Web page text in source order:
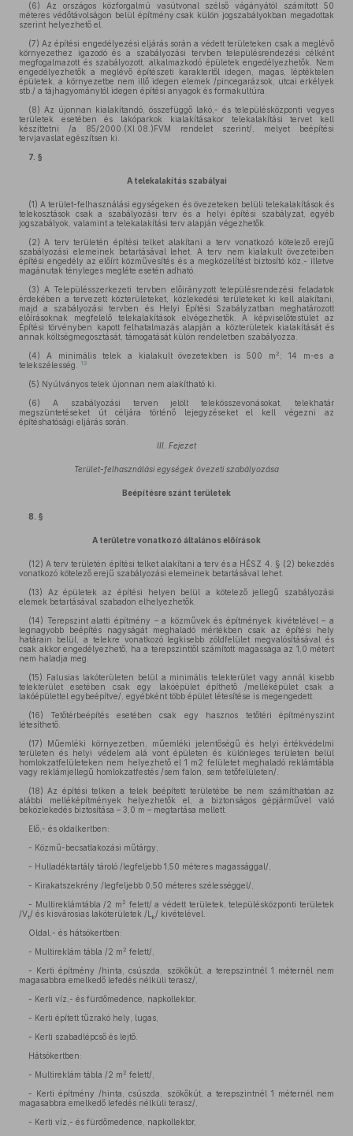
(6) Az országos közforgalmú vasútvonal szélső vágányától számított 50
méteres védőtávolságon belül építmény csak külön jogszabályokban megadottak
szerint helyezhető el.
(7) Az építési engedélyezési eljárás során a védett területeken csak a meglévő
környezethez igazodó és a szabályozási tervben településrendezési célként
megfogalmazott és szabályozott, alkalmazkodó épületek engedélyezhetők. Nem
engedélyezhetők a meglévő építészeti karaktertől idegen, magas, léptéktelen
épületek, a környezetbe nem illő idegen elemek /pincegarázsok, utcai erkélyek
stb./ a tájhagyománytól idegen építési anyagok és formakultúra.
(8) Az újonnan kialakítandó, összefüggő lakó,- és településközponti vegyes
területek esetében és lakóparkok kialakításakor telekalakítási tervet kell
készíttetni /a 85/2000.(XI.08.)FVM rendelet szerint/, melyet beépítési
tervjavaslat egészítsen ki.
7. §
A telekalakítás szabályai
(1) A terület-felhasználási egységeken és övezeteken belüli telekalakítások és
telekosztások csak a szabályozási terv és a helyi építési szabályzat, egyéb
jogszabályok, valamint a telekalakítási terv alapján végezhetők.
(2) A terv területén építési telket alakítani a terv vonatkozó kötelező erejű
szabályozási elemeinek betartásával lehet. A terv nem kialakult övezeteiben
építési engedély az előírt közművesítés és a megközelítést biztosító köz,- illetve
magánutak tényleges megléte esetén adható.
(3) A Településszerkezeti tervben előirányzott településrendezési feladatok
érdekében a tervezett közterületeket, közlekedési területeket ki kell alakítani,
majd a szabályozási tervben és Helyi Építési Szabályzatban meghatározott
előírásoknak megfelelő telekalakítások elvégezhetők. A képviselőtestület az
Építési törvényben kapott felhatalmazás alapján a közterületek kialakítását és
annak költségmegosztását, támogatását külön rendeletben szabályozza.
(4) A minimális telek a kialakult övezetekben is 500 m2 ; 14 m-es a
telekszélesség.
13
(5) Nyúlványos telek újonnan nem alakítható ki.
(6) A szabályozási terven jelölt telekösszevonásokat, telekhatár
megszüntetéseket út céljára történő lejegyzéseket el kell végezni az
építéshatósági eljárás során.
III. Fejezet
Terület-felhasználási egységek övezeti szabályozása
Beépítésre szánt területek
8. §
A területre vonatkozó általános előírások
(12) A terv területén építési telket alakítani a terv és a HÉSZ 4. § (2) bekezdés
vonatkozó kötelező erejű szabályozási elemeinek betartásával lehet.
(13) Az épületek az építési helyen belül a kötelező jellegű szabályozási
elemek betartásával szabadon elhelyezhetők.
(14) Terepszint alatti építmény – a közművek és építmények kivételével – a
legnagyobb beépítés nagyságát meghaladó mértékben csak az építési hely
határain belül, a telekre vonatkozó legkisebb zöldfelület megvalósításával és
csak akkor engedélyezhető, ha a terepszinttől számított magassága az 1,0 métert
nem haladja meg.
(15) Falusias lakóterületen belül a minimális telekterület vagy annál kisebb
telekterület esetében csak egy lakóépület építhető /melléképület csak a
lakóépülettel egybeépítve/, egyébként több épület létesítése is megengedett.
(16) Tetőtérbeépítés esetében csak egy hasznos tetőtéri építményszint
létesíthető.
(17) Műemléki környezetben, műemléki jelentőségű és helyi értékvédelmi
területen és helyi védelem alá vont épületen és különleges területen belül
homlokzatfelületeken nem helyezhető el 1 m2 felületet meghaladó reklámtábla
vagy reklámjellegű homlokzatfestés /sem falon, sem tetőfelületen/.
(18) Az építési telken a telek beépített területébe be nem számíthatóan az
alábbi melléképítmények helyezhetők el, a biztonságos gépjárművel való
beközlekedés biztosítása – 3,0 m – megtartása mellett.
Elő,- és oldalkertben:
- Közmű-becsatlakozási műtárgy,
- Hulladéktartály tároló /legfeljebb 1,50 méteres magassággal/,
- Kirakatszekrény /legfeljebb 0,50 méteres szélességgel/,
- Multireklámtábla /2 m 2 felett/ a védett területek, településközponti területek
/Vt/ és kisvárosias lakóterületek /L k/ kivételével.
Oldal,- és hátsókertben:
- Multireklám tábla /2 m 2 felett/,
- Kerti építmény /hinta, csúszda, szökőkút, a terepszintnél 1 méternél nem
magasabbra emelkedő lefedés nélküli terasz/,
- Kerti víz,- és fürdőmedence, napkollektor,
- Kerti épített tűzrakó hely, lugas,
- Kerti szabadlépcső és lejtő.
Hátsókertben:
- Multireklám tábla /2 m 2 felett/,
- Kerti építmény /hinta, csúszda, szökőkút, a terepszintnél 1 méternél nem
magasabbra emelkedő lefedés nélküli terasz/,
- Kerti víz,- és fürdőmedence, napkollektor,